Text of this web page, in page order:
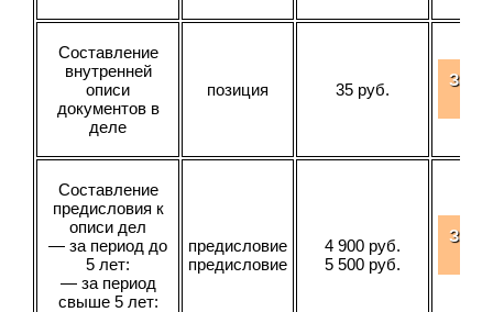
Составление
внутренней
описи
документов в
деле
позиция 35 руб.
Составление
предисловия к
описи дел
— за период до
5 лет:
— за период
свыше 5 лет:
предисловие
предисловие
4 900 руб.
5 500 руб.